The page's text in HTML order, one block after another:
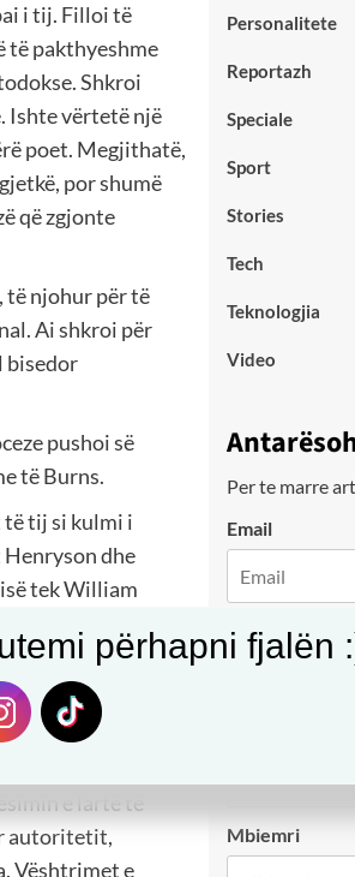
i tij. Filloi të
të pakthyeshme
Shkroi
Ishte vërtetë një
poet. Megjithatë,
por shumë
që zgjonte
të njohur për të
Ai shkroi për
bisedor
pushoi së
të Burns.
të tij si kulmi i
dhe
tek William
dhe Robert
e tij nuk
shkroi disa nga
për
e lartë të
autoritetit,
Vështrimet e
Personalitete
Reportazh
Speciale
Sport
Stories
Tech
Teknologjia
Video
Per te marre
Email
City
Mbiemri
përhapni fjalën